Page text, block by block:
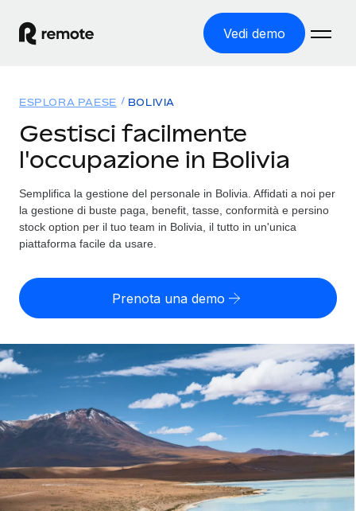
Vedi demo
ASSUMI NEL MONDO
Global Payroll
Gestisci il payroll a norma, in tutta semplicità
Employer of Record
Contractor Management
SERVICES
Chiedi a un esperto
Affidati agli esperti per la gestione HR e la
compliance globale
Soluzioni
COPERTURA GLOBALE
Ricerca paesi
Trova i servizi di supporto all’impiego per ogni Paese
Confronta Remote
Scopri come ci confrontiamo con gli altri
Partner tecnologici strategici
Integra l'HR globale nella tua piattaforma in modo
flessibile
CASE STUDIES
Tariffe
English
Nederlands
Français
Deutsch
Español
Italiano
Login
ESPLORA PAESE BOLIVIA
Gestisci facilmente
l'occupazione in Bolivia
Semplifica la gestione del personale in Bolivia. Affidati a noi per
la gestione di buste paga, benefit, tasse, conformità e persino
stock option per il tuo team in Bolivia, il tutto in un'unica
piattaforma facile da usare.
Prenota una demo